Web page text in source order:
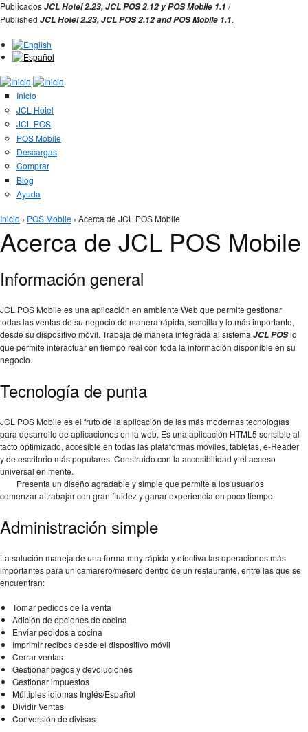
Jump to Navigation
PublicadosJCL Hotel 2.23,JCL POS 2.12 yPOS Mobile 1.1 /
Published JCL Hotel 2.23,JCL POS2.12 andPOS Mobile 1.1.
Inicio
JCL Hotel
JCL POS
POS Mobile
Descargas
Comprar
Blog
Ayuda
Se encuentra usted aquí
Inicio › POS Mobile › Acerca de JCL POS Mobile
Acerca de JCL POS Mobile
Información general
JCL POS Mobile es una aplicación en ambiente Web que permite gestionar
todas las ventas de su negocio de manera rápida, sencilla y lo más importante,
desde su dispositivo móvil. Trabaja de manera integrada al sistema JCL POSlo
que permite interactuar en tiempo real con toda la información disponible en su
negocio.
Tecnología de punta
JCL POS Mobile es el fruto de la aplicación de las más modernas tecnologías
para desarrollo de aplicaciones en la web. Es una aplicación HTML5 sensible al
tacto optimizado, accesible en todas las plataformas móviles, tabletas, e-Reader
y de escritorio más populares. Construido con la accesibilidad y el acceso
universal en mente.
Presenta un diseño agradable y simple que permite a los usuarios
comenzar a trabajar con gran fluidez y ganar experiencia en poco tiempo.
Administración simple
La solución maneja de una forma muy rápida y efectiva las operaciones más
importantes para un camarero/mesero dentro de un restaurante, entre las que se
encuentran:
Tomar pedidos de la venta
Adición de opciones de cocina
Enviar pedidos a cocina
Imprimir recibos desde el dispositivo móvil
Cerrar ventas
Gestionar pagos y devoluciones
Gestionar impuestos
Múltiples idiomas Inglés/Español
Dividir Ventas
Conversión de divisas